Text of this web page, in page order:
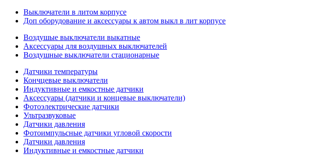
Выключатели в литом корпусе
Доп оборудование и аксессуары к автом выкл в лит корпусе
Воздушые выключатели выкатные
Аксессуары для воздушных выключателей
Воздушные выключатели стационарные
Датчики температуры
Кончцевые выключатели
Индуктивные и емкостные датчики
Аксессуары (датчики и концевые выключатели)
Фотоэлектрические датчики
Ультразвуковые
Датчики давления
Фотоимпульсные датчики угловой скорости
Датчики давления
Индуктивные и емкостные датчики